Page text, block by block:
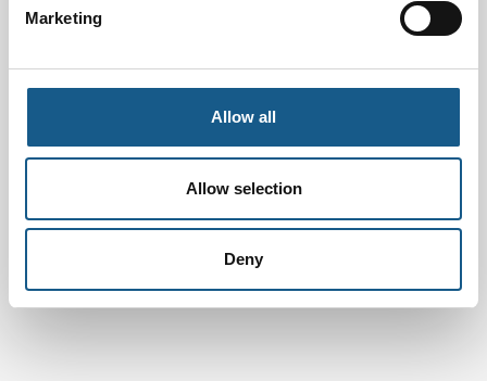
Marketing
Allow all
Allow selection
Deny